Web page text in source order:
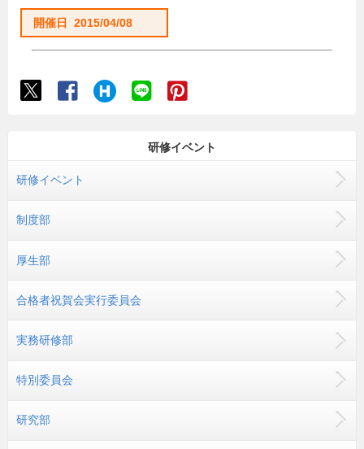
開催日 2015/04/08
研修イベント
研修イベント
制度部
厚生部
合格者祝賀会実行委員会
実務研修部
特別委員会
研究部